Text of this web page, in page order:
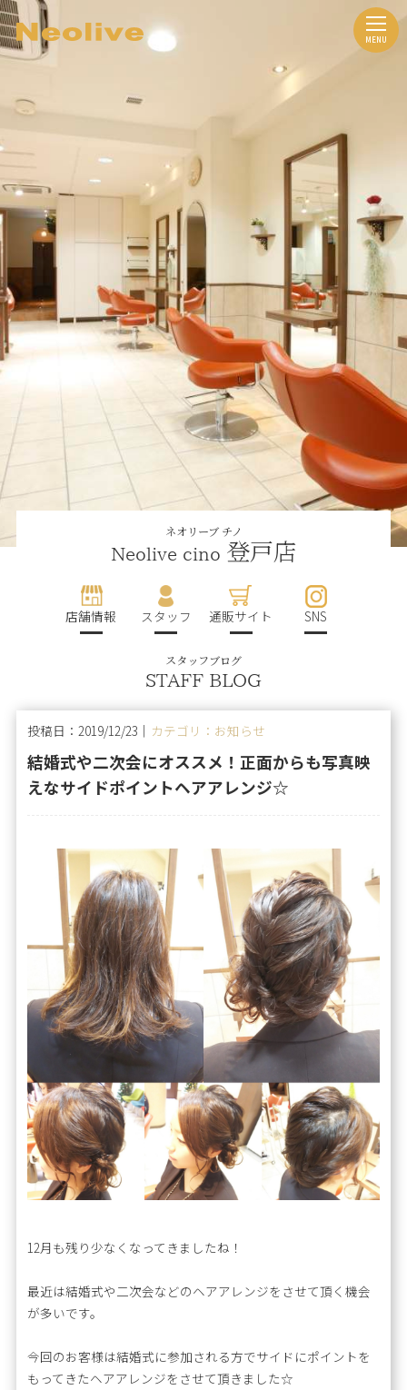
ネオリーブ チノ
Neolive cino 登戸店
店舗情報 スタッフ 通販サイト SNS
スタッフブログ
STAFF BLOG
投稿日：2019/12/23｜ カテゴリ：お知らせ
結婚式や二次会にオススメ！正面からも写真映
えなサイドポイントヘアアレンジ☆
12月も残り少なくなってきましたね！
最近は結婚式や二次会などのヘアアレンジをさせて頂く機会
が多いです。
今回のお客様は結婚式に参加される方でサイドにポイントを
もってきたヘアアレンジをさせて頂きました☆